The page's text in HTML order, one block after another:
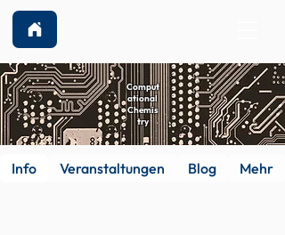
Comput
ational
Chemis
try
Info Veranstaltungen Blog Mehr